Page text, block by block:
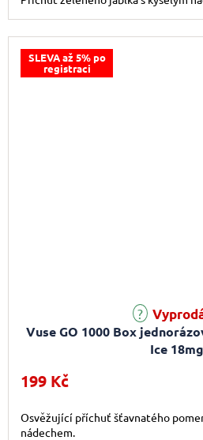
SLEVA až 5% po
registraci
Vuse GO 1000 Box
Ice 18mg
199 Kč
Osvěžující příchuť šťavnatého
nádechem.